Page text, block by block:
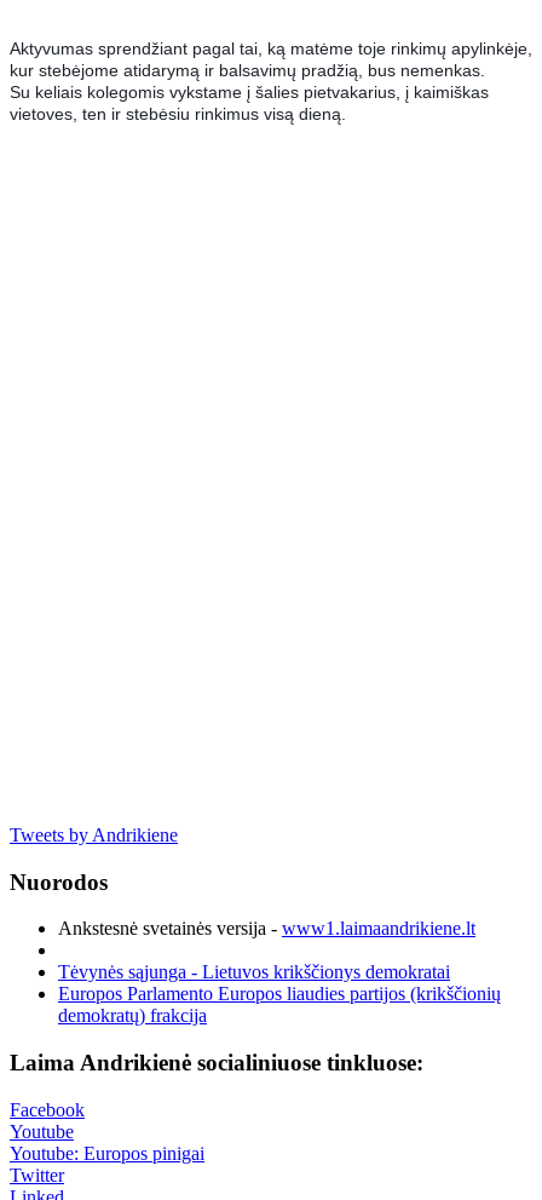
Aktyvumas sprendžiant pagal tai, ką matėme toje rinkimų apylinkėje,
kur stebėjome atidarymą ir balsavimų pradžią, bus nemenkas.
Su keliais kolegomis vykstame į šalies pietvakarius, į kaimiškas
vietoves, ten ir stebėsiu rinkimus visą dieną.
Tweets by Andrikiene
Nuorodos
Ankstesnė svetainės versija - www1.laimaandrikiene.lt
Tėvynės sąjunga - Lietuvos krikščionys demokratai
Europos Parlamento Europos liaudies partijos (krikščionių
demokratų) frakcija
Laima Andrikienė socialiniuose tinkluose:
Facebook
Youtube
Youtube: Europos pinigai
Twitter